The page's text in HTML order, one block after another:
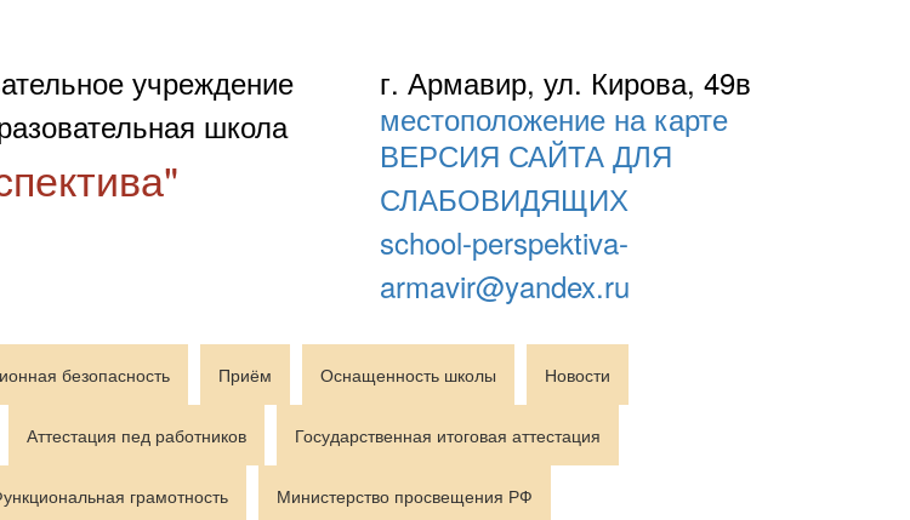
учреждение
школа
г. Армавир, ул. Кирова, 49в
местоположение на карте
ВЕРСИЯ САЙТА ДЛЯ
СЛАБОВИДЯЩИХ
school-perspektiva-
armavir@yandex.ru
безопасность Приём Оснащенность школы Новости
Аттестация пед работников Государственная итоговая аттестация
грамотность Министерство просвещения РФ